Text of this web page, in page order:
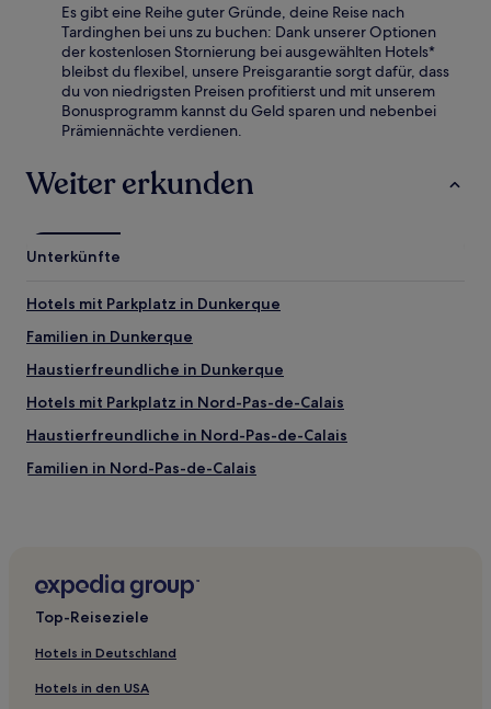
Es gibt eine Reihe guter Gründe, deine Reise nach
Tardinghen bei uns zu buchen: Dank unserer Optionen
der kostenlosen Stornierung bei ausgewählten Hotels*
bleibst du flexibel, unsere Preisgarantie sorgt dafür, dass
du von niedrigsten Preisen profitierst und mit unserem
Bonusprogramm kannst du Geld sparen und nebenbei
Prämiennächte verdienen.
Weiter erkunden
Unterkünfte
Hotels mit Parkplatz in Dunkerque
Familien in Dunkerque
Haustierfreundliche in Dunkerque
Hotels mit Parkplatz in Nord-Pas-de-Calais
Haustierfreundliche in Nord-Pas-de-Calais
Familien in Nord-Pas-de-Calais
Familien in Arras
Haustierfreundliche in Le Crotoy
Haustierfreundliche in Montreuil-sur-Mer
Hotels mit Parkplatz in Coquelles
Top-Reiseziele
Hotels in Deutschland
Hotels in den USA